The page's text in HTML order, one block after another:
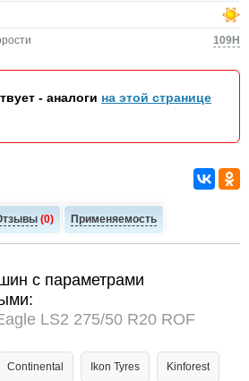
109H
- аналоги на этой странице
(0) Применяемость
с параметрами
LS2 275/50 R20 ROF
Continental Ikon Tyres Kinforest